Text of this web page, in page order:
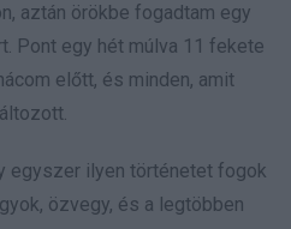
aztán örökbe fogadtam egy
Pont egy hét múlva 11 fekete
előtt, és minden, amit
egyszer ilyen történetet fogok
özvegy, és a legtöbben